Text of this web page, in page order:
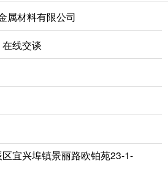
属材料有限公司
在线交谈
宜兴埠镇景丽路欧铂苑23-1-